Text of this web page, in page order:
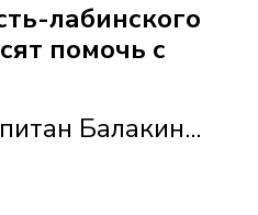
лабинского
помочь с
Балакин...